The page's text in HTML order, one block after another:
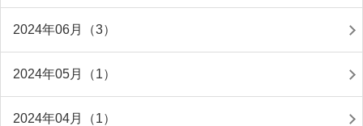
2024年06月（3）
2024年05月（1）
2024年04月（1）